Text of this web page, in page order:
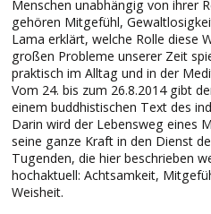
Menschen unabhängig von ihrer
gehören Mitgefühl,
Lama erklärt, welche Rolle diese
großen Probleme unserer Zeit
praktisch im Alltag und in der
Vom 24. bis zum 26.8.2014 gibt
einem buddhistischen Text des
Darin wird der Lebensweg eines
seine ganze Kraft in den Dienst
Tugenden, die hier beschrieben
hochaktuell: Achtsamkeit,
Weisheit.